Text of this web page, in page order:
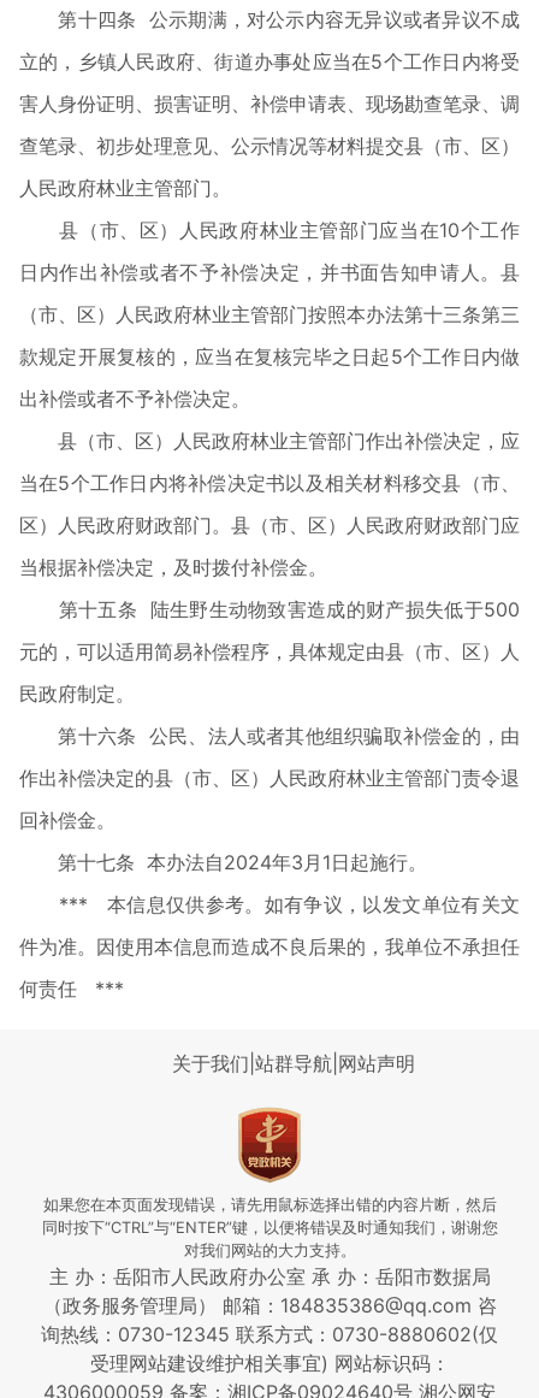
第十四条 公示期满，对公示内容无异议或者异议不成
立的，乡镇人民政府、街道办事处应当在5个工作日内将受
害人身份证明、损害证明、补偿申请表、现场勘查笔录、调
查笔录、初步处理意见、公示情况等材料提交县（市、区）
人民政府林业主管部门。
县（市、区）人民政府林业主管部门应当在10个工作
日内作出补偿或者不予补偿决定，并书面告知申请人。县
（市、区）人民政府林业主管部门按照本办法第十三条第三
款规定开展复核的，应当在复核完毕之日起5个工作日内做
出补偿或者不予补偿决定。
县（市、区）人民政府林业主管部门作出补偿决定，应
当在5个工作日内将补偿决定书以及相关材料移交县（市、
区）人民政府财政部门。县（市、区）人民政府财政部门应
当根据补偿决定，及时拨付补偿金。
第十五条 陆生野生动物致害造成的财产损失低于500
元的，可以适用简易补偿程序，具体规定由县（市、区）人
民政府制定。
第十六条 公民、法人或者其他组织骗取补偿金的，由
作出补偿决定的县（市、区）人民政府林业主管部门责令退
回补偿金。
第十七条 本办法自2024年3月1日起施行。
*** 本信息仅供参考。如有争议，以发文单位有关文
件为准。因使用本信息而造成不良后果的，我单位不承担任
何责任 ***
关于我们 站群导航 网站声明
如果您在本页面发现错误，请先用鼠标选择出错的内容片断，然后
同时按下“CTRL”与“ENTER”键，以便将错误及时通知我们，谢谢您
对我们网站的大力支持。
主 办：岳阳市人民政府办公室 承 办：岳阳市数据局
（政务服务管理局） 邮箱：184835386@qq.com 咨
询热线：0730-12345 联系方式：0730-8880602(仅
受理网站建设维护相关事宜) 网站标识码：
4306000059 备案：湘ICP备09024640号 湘公网安